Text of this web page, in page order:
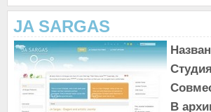
JA SARGAS
В